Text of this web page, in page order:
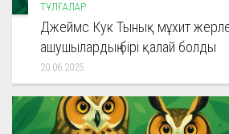
ТҰЛҒАЛАР
Джеймс Кук Тынық мұхит
ашушылардың бірі қалай болды
20.06.2025